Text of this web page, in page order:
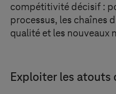
compétitivité décisif :
processus, les chaînes
qualité et les nouveaux
Exploiter les atouts